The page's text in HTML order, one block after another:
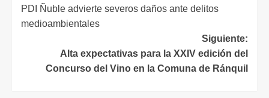
PDI Ñuble advierte severos daños ante delitos
medioambientales
Siguiente:
Alta expectativas para la XXIV edición del
Concurso del Vino en la Comuna de Ránquil